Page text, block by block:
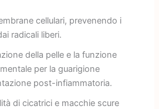
cellulari, prevenendo i
radicali liberi.
della pelle e la funzione
per la guarigione
post-infiammatoria.
di cicatrici e macchie scure